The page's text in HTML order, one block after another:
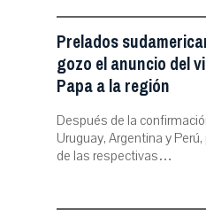
Prelados
gozo el anuncio del
Papa a la región
Después de la
Uruguay, Argentina y
de las respectivas…